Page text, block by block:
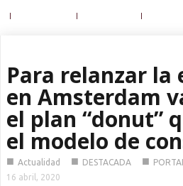
Para relanzar la
en Amsterdam
el plan “donut”
el modelo de
■ Actualidad ■ DESTACADA ■
16 abril, 2020